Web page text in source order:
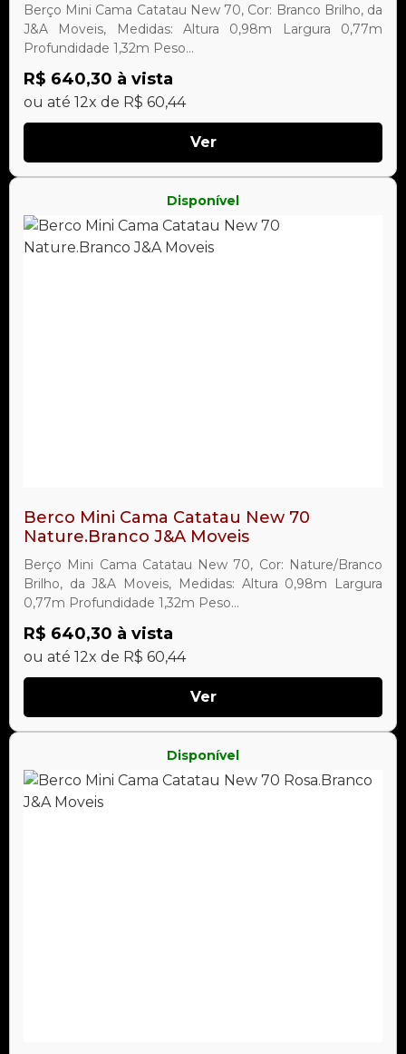
Berço Mini Cama Catatau New 70, Cor: Branco Brilho, da
J&A Moveis, Medidas: Altura 0,98m Largura 0,77m
Profundidade 1,32m Peso...
R$ 640,30 à vista
ou até 12x de R$ 60,44
Ver
Disponível
Berco Mini Cama Catatau New 70
Nature.Branco J&A Moveis
Berço Mini Cama Catatau New 70, Cor: Nature/Branco
Brilho, da J&A Moveis, Medidas: Altura 0,98m Largura
0,77m Profundidade 1,32m Peso...
R$ 640,30 à vista
ou até 12x de R$ 60,44
Ver
Disponível